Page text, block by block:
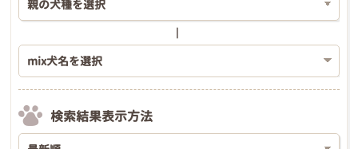
検索結果表示方法